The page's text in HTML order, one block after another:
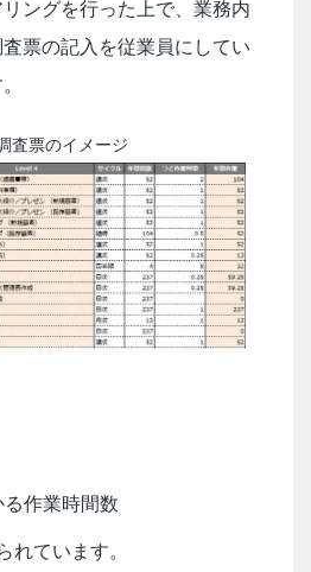
ングを行った上で、業務内
票の記入を従業員にしてい
査票のイメージ
作業時間数
れています。